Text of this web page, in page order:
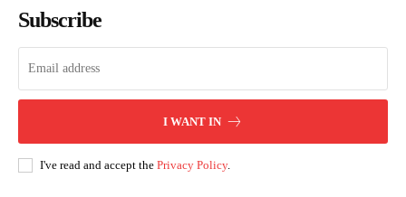
Subscribe
I WANT IN
I've read and accept the Privacy Policy.